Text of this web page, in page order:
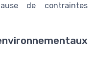
de contraintes